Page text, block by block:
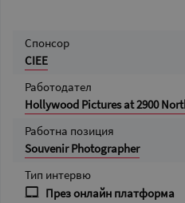
Спонсор
CIEE
Работодател
Hollywood Pictures at 2900
Работна позиция
Souvenir Photographer
Тип интервю
През онлайн платформа